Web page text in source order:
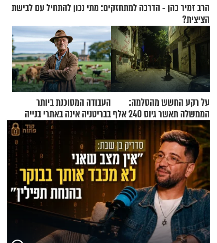
הרב זמיר כהן - הדרכה למתחזקים: מתי נכון להתחיל עם לבישת
הציצית?
על רקע החשש מהסלמה:
הממשלה תאשר גיוס 240 אלף
אנשי מילואים
העבודה המסוכנת ביותר
בבריטניה אינה באתרי בנייה
אלא דווקא בשדות